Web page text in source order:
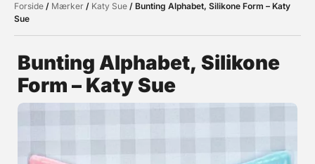
Måske kunne nogle af disse
Forside / Mærker / Katy Sue / Bunting Alphabet, Silikone Form – Katy
Sue
Bunting Alphabet, Silikone
Form – Katy Sue